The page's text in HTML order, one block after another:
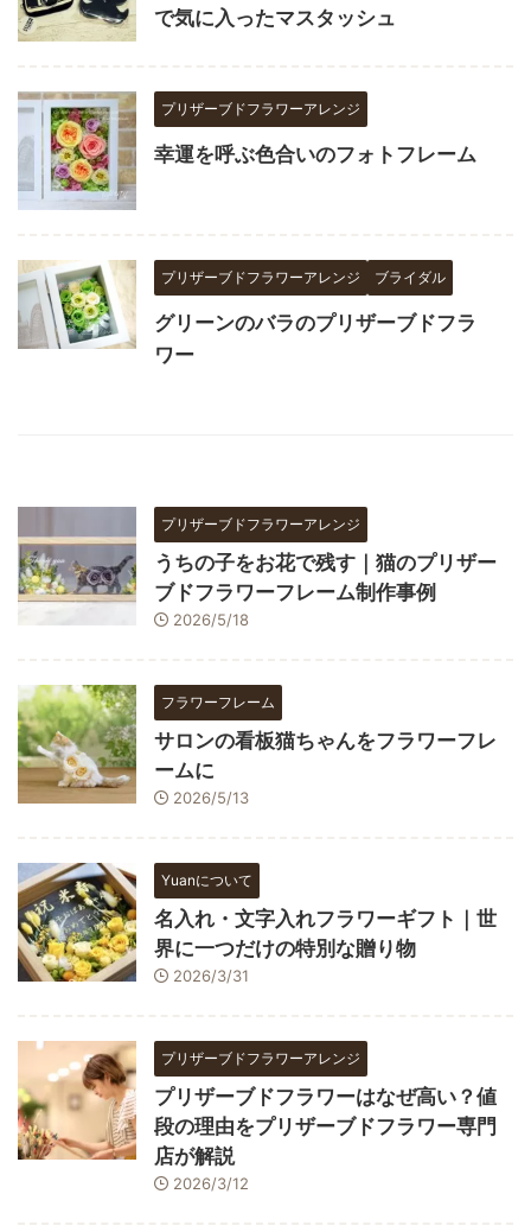
で気に入ったマスタッシュ
プリザーブドフラワーアレンジ
幸運を呼ぶ色合いのフォトフレーム
プリザーブドフラワーアレンジ ブライダル
グリーンのバラのプリザーブドフラ
ワー
プリザーブドフラワーアレンジ
うちの子をお花で残す｜猫のプリザー
ブドフラワーフレーム制作事例
2026/5/18
フラワーフレーム
サロンの看板猫ちゃんをフラワーフレ
ームに
2026/5/13
Yuanについて
名入れ・文字入れフラワーギフト｜世
界に一つだけの特別な贈り物
2026/3/31
プリザーブドフラワーアレンジ
プリザーブドフラワーはなぜ高い？値
段の理由をプリザーブドフラワー専門
店が解説
2026/3/12